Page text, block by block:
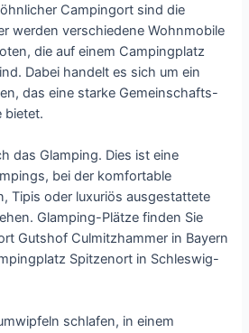
Campingort sind die
werden verschiedene Wohnmobile
die auf einem Campingplatz
Dabei handelt es sich um ein
das eine starke Gemeinschafts-
bietet.
das Glamping. Dies ist eine
bei der komfortable
Tipis oder luxuriös ausgestattete
Glamping-Plätze finden Sie
Gutshof Culmitzhammer in Bayern
Spitzenort in Schleswig-
schlafen, in einem